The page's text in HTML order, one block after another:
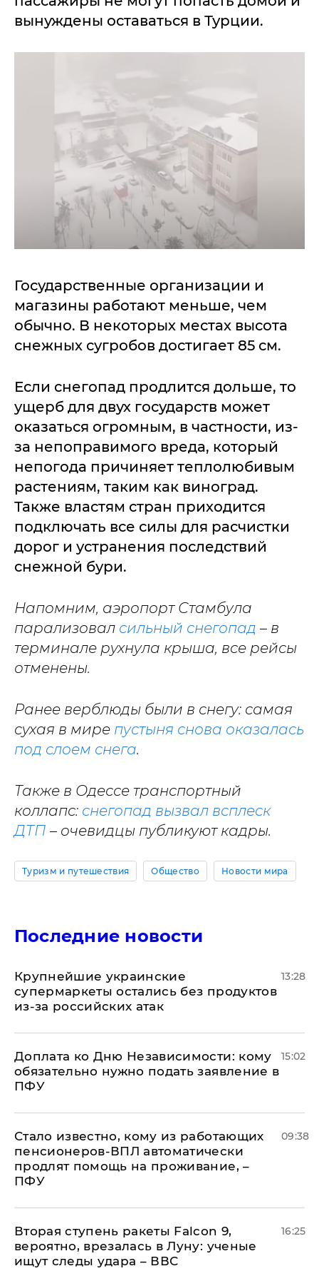
вынуждены оставаться в Турции.
Государственные организации и
магазины работают меньше, чем
обычно. В некоторых местах высота
снежных сугробов достигает 85 см.
Если снегопад продлится дольше, то
ущерб для двух государств может
оказаться огромным, в частности, из-
за непоправимого вреда, который
непогода причиняет теплолюбивым
растениям, таким как виноград.
Также властям стран приходится
подключать все силы для расчистки
дорог и устранения последствий
снежной бури.
Напомним, аэропорт Стамбула
парализовал сильный снегопад – в
терминале рухнула крыша, все рейсы
отменены.
Ранее верблюды были в снегу: самая
сухая в мире пустыня снова оказалась
под слоем снега.
Также в Одессе транспортный
коллапс: снегопад вызвал всплеск
ДТП – очевидцы публикуют кадры.
Туризм и путешествия Общество Новости мира
Последние новости
Крупнейшие украинские
супермаркеты остались без продуктов
из-за российских атак
13:28
Доплата ко Дню Независимости: кому
обязательно нужно подать заявление в
ПФУ
15:02
Стало известно, кому из работающих
пенсионеров-ВПЛ автоматически
продлят помощь на проживание, –
ПФУ
09:38
Вторая ступень ракеты Falcon 9,
вероятно, врезалась в Луну: ученые
ищут следы удара – ВВС
16:25